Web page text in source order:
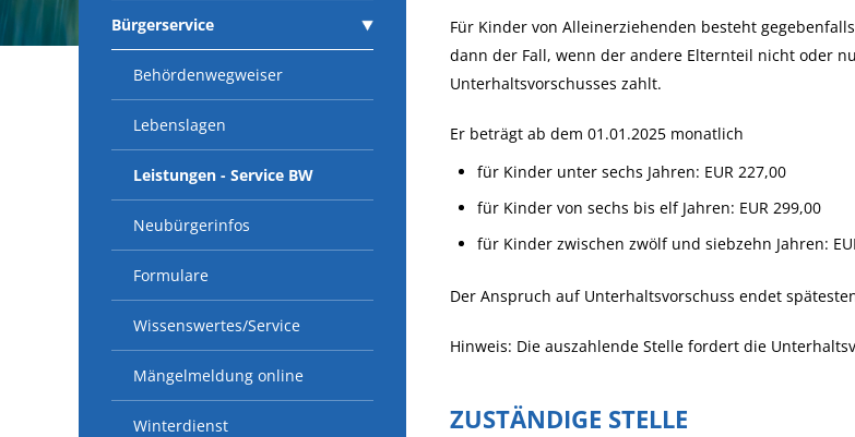
Bürgerservice
Behördenwegweiser
Lebenslagen
Leistungen - Service BW
Neubürgerinfos
Formulare
Wissenswertes/Service
Mängelmeldung online
Winterdienst
Für Kinder von Alleinerziehenden besteht
dann der Fall, wenn der andere Elternteil nicht oder
Unterhaltsvorschusses zahlt.
Er beträgt ab dem 01.01.2025 monatlich
für Kinder unter sechs Jahren: EUR 227,00
für Kinder von sechs bis elf Jahren: EUR 299,00
für Kinder zwischen zwölf und siebzehn Jahren:
Der Anspruch auf Unterhaltsvorschuss endet
Hinweis: Die auszahlende Stelle fordert die
ZUSTÄNDIGE STELLE